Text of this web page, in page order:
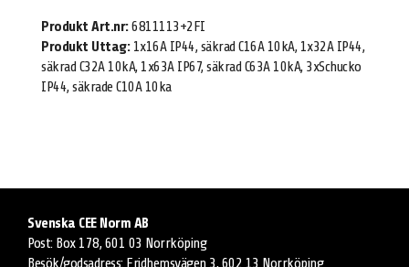
Produkt Art.nr:6811113+2FI
Produkt Uttag:1x16A IP44, säkrad C16A 10kA, 1x32A IP44,
säkrad C32A 10kA, 1x63A IP67, säkrad C63A 10kA, 3xSchucko
IP44, säkrade C10A 10ka
Svenska CEE Norm AB
Post: Box 178, 601 03 Norrköping
Besök/godsadress: Fridhemsvägen 3, 602 13 Norrköping